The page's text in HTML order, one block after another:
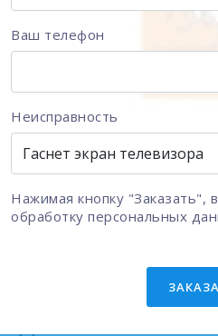
Ваш телефон
Неисправность
Нажимая кнопку "Заказать",
обработку персональных